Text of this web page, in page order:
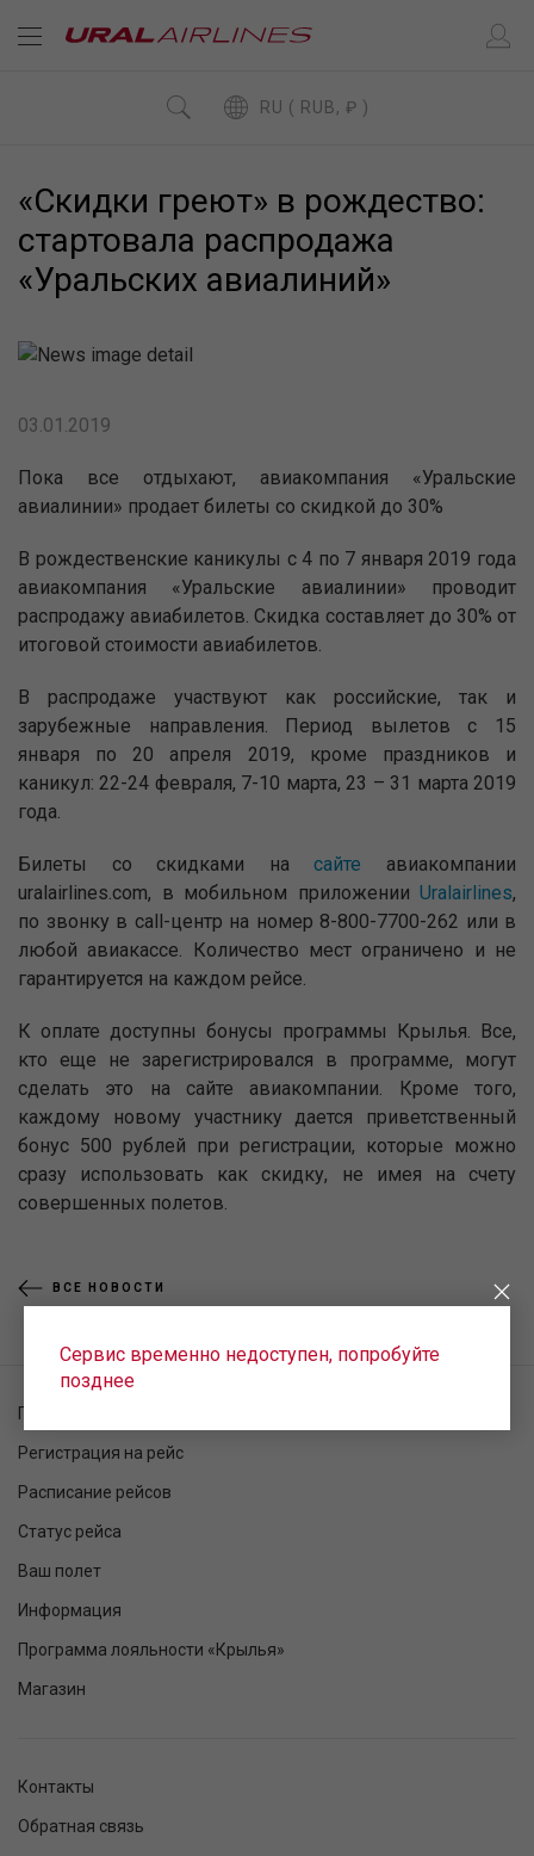
RU ( RUB, ₽ )
«Скидки греют» в рождество:
стартовала распродажа
«Уральских авиалиний»
03.01.2019
Пока все отдыхают, авиакомпания «Уральские
авиалинии» продает билеты со скидкой до 30%
В рождественские каникулы с 4 по 7 января 2019 года
авиакомпания «Уральские авиалинии» проводит
распродажу авиабилетов. Скидка составляет до 30% от
итоговой стоимости авиабилетов.
В распродаже участвуют как российские, так и
зарубежные направления. Период вылетов с 15
января по 20 апреля 2019, кроме праздников и
каникул: 22-24 февраля, 7-10 марта, 23 – 31 марта 2019
года.
Билеты со скидками насайте авиакомпании
uralairlines.com, в мобильном приложении Uralairlines,
по звонку в call-центр на номер 8-800-7700-262 или в
любой авиакассе. Количество мест ограничено и не
гарантируется на каждом рейсе.
К оплате доступны бонусы программы Крылья. Все,
кто еще не зарегистрировался в программе, могут
сделать это на сайте авиакомпании. Кроме того,
каждому новому участнику дается приветственный
бонус 500 рублей при регистрации, которые можно
сразу использовать как скидку, не имея на счету
совершенных полетов.
ВСЕ НОВОСТИ
Сервис временно недоступен, попробуйте
позднее
Проверка заказа
Регистрация на рейс
Расписание рейсов
Статус рейса
Ваш полет
Информация
Программа лояльности «Крылья»
Магазин
Контакты
Обратная связь